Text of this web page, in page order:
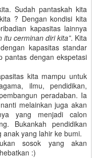
Sudah pantaskah kita
? Dengan kondisi kita
kapasitas lainnya
itu cerminan diri kita”. Kita
kapasitas standar
pantas dengan ekspetasi
kita mampu untuk
ilmu, pendidikan,
peradaban. Ia
melainkan juga akan
yang menjadi calon
Bukankah pendidikan
yang lahir ke bumi.
sosok yang akan
:)